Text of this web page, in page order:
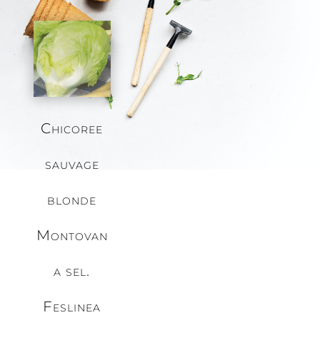
Chicoree
sauvage
blonde
Montovan
a sel.
Feslinea